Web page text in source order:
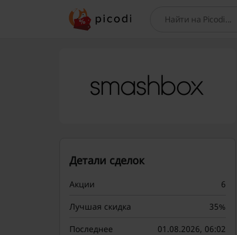
Поиск
Детали сделок
Акции
6
Лучшая скидка
35%
Последнее
01.08.2026, 06:02